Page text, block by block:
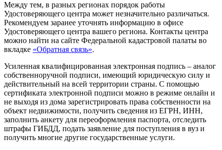
Между тем, в разных регионах порядок работы
Удостоверяющего центра может незначительно различаться.
Рекомендуем заранее уточнять информацию в офисе
Удостоверяющего центра вашего региона. Контакты центра
можно найти на сайте Федеральной кадастровой палаты во
вкладке «Обратная связь».
Усиленная квалифицированная электронная подпись – аналог
собственноручной подписи, имеющий юридическую силу и
действительный на всей территории страны. С помощью
сертификата электронной подписи можно в режиме онлайн и
не выходя из дома зарегистрировать права собственности на
объект недвижимости, получить сведения из ЕГРН, ИНН,
заполнить анкету для переоформления паспорта, отследить
штрафы ГИБДД, подать заявление для поступления в вуз и
получить многие другие государственные услуги.